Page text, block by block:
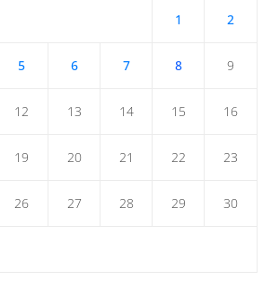
1 2
5 6 7 8 9
12 13 14 15 16
19 20 21 22 23
26 27 28 29 30